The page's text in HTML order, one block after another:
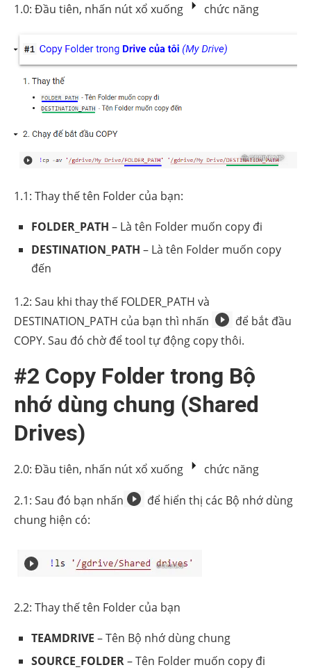
1.0: Đầu tiên, nhấn nút xổ xuống chức năng
1.1: Thay thế tên Folder của bạn:
FOLDER_PATH – Là tên Folder muốn copy đi
DESTINATION_PATH – Là tên Folder muốn copy
đến
1.2: Sau khi thay thế FOLDER_PATH và
DESTINATION_PATH của bạn thì nhấn
để bắt đầu
COPY. Sau đó chờ để tool tự động copy thôi.
#2 Copy Folder trong Bộ
nhớ dùng chung (Shared
Drives)
2.0: Đầu tiên, nhấn nút xổ xuống chức năng
2.1: Sau đó bạn nhấn
để hiển thị các Bộ nhớ dùng
chung hiện có:
2.2: Thay thế tên Folder của bạn
TEAMDRIVE – Tên Bộ nhớ dùng chung
SOURCE_FOLDER– Tên Folder muốn copy đi